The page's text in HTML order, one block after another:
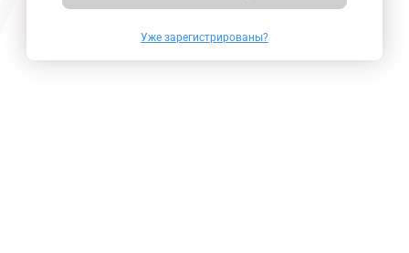
Уже зарегистрированы?